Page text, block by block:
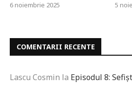
6 noiembrie 2025 5
COMENTARII RECENTE
Lascu Cosmin la Episodul 8: